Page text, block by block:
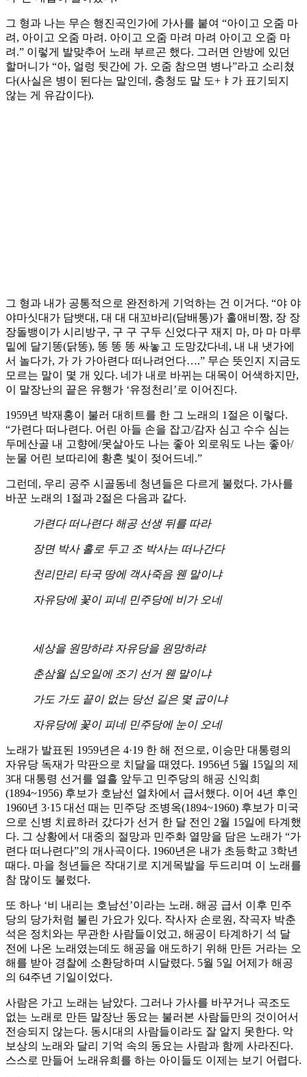
그 형과 나는 무슨 행진곡인가에 가사를 붙여 “아이고 오줌 마
려, 아이고 오줌 마려. 아이고 오줌 마려 마려 아이고 오줌 마
려.” 이렇게 발맞추어 노래 부르곤 했다. 그러면 안방에 있던
할머니가 “아, 얼렁 뒷간에 가. 오줌 참으면 병나”라고 소리쳤
다(사실은 병이 된다는 말인데, 충청도 말 도+ㅑ가 표기되지
않는 게 유감이다).
그 형과 내가 공통적으로 완전하게 기억하는 건 이거다. “야 야
야마싯대가 담뱃대, 대 대 대꼬바리(담배통)가 홀애비짱, 장 장
장돌뱅이가 시리방구, 구 구 구두 신었다구 재지 마, 마 마 마루
밑에 달기똥(닭똥), 똥 똥 똥 싸놓고 도망갔다네, 내 내 냇가에
서 놀다가, 가 가 가아련다 떠나려언다….” 무슨 뜻인지 지금도
모르는 말이 몇 개 있다. 네가 내로 바뀌는 대목이 어색하지만,
이 말장난의 끝은 유행가 ‘유정천리’로 이어진다.
1959년 박재홍이 불러 대히트를 한 그 노래의 1절은 이렇다.
“가련다 떠나련다. 어린 아들 손을 잡고/감자 심고 수수 심는
두메산골 내 고향에/못살아도 나는 좋아 외로워도 나는 좋아/
눈물 어린 보따리에 황혼 빛이 젖어드네.”
그런데, 우리 공주 시골동네 청년들은 다르게 불렀다. 가사를
바꾼 노래의 1절과 2절은 다음과 같다.
가련다 떠나련다 해공 선생 뒤를 따라
장면 박사 홀로 두고 조 박사는 떠나간다
천리만리 타국 땅에 객사죽음 웬 말이냐
자유당에 꽃이 피네 민주당에 비가 오네
세상을 원망하랴 자유당을 원망하랴
춘삼월 십오일에 조기 선거 웬 말이냐
가도 가도 끝이 없는 당선 길은 몇 굽이냐
자유당에 꽃이 피네 민주당에 눈이 오네
노래가 발표된 1959년은 4·19 한 해 전으로, 이승만 대통령의
자유당 독재가 막판으로 치달을 때였다. 1956년 5월 15일의 제
3대 대통령 선거를 열흘 앞두고 민주당의 해공 신익희
(1894~1956) 후보가 호남선 열차에서 급서했다. 이어 4년 후인
1960년 3·15 대선 때는 민주당 조병옥(1894~1960) 후보가 미국
으로 신병 치료하러 갔다가 선거 한 달 전인 2월 15일에 타계했
다. 그 상황에서 대중의 절망과 민주화 열망을 담은 노래가 “가
련다 떠나련다”의 개사곡이다. 1960년은 내가 초등학교 3학년
때다. 마을 청년들은 작대기로 지게목발을 두드리며 이 노래를
참 많이도 불렀다.
또 하나 ‘비 내리는 호남선’이라는 노래. 해공 급서 이후 민주
당의 당가처럼 불린 가요가 있다. 작사자 손로원, 작곡자 박춘
석은 정치와는 무관한 사람들이었고, 해공이 타계하기 석 달
전에 나온 노래였는데도 해공을 애도하기 위해 만든 거라는 오
해를 받아 경찰에 소환당하며 시달렸다. 5월 5일 어제가 해공
의 64주년 기일이었다.
사람은 가고 노래는 남았다. 그러나 가사를 바꾸거나 곡조도
없는 노래로 만든 말장난 동요는 불러본 사람들만의 것이어서
전승되지 않는다. 동시대의 사람들이라도 잘 알지 못한다. 악
보상의 노래와 달리 기억 속의 동요는 사람과 함께 사라진다.
스스로 만들어 노래유희를 하는 아이들도 이제는 보기 어렵다.